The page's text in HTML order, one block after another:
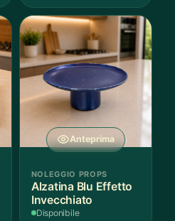
Anteprima
NOLEGGIO PROPS
Alzatina Blu Effetto
Invecchiato
Disponibile